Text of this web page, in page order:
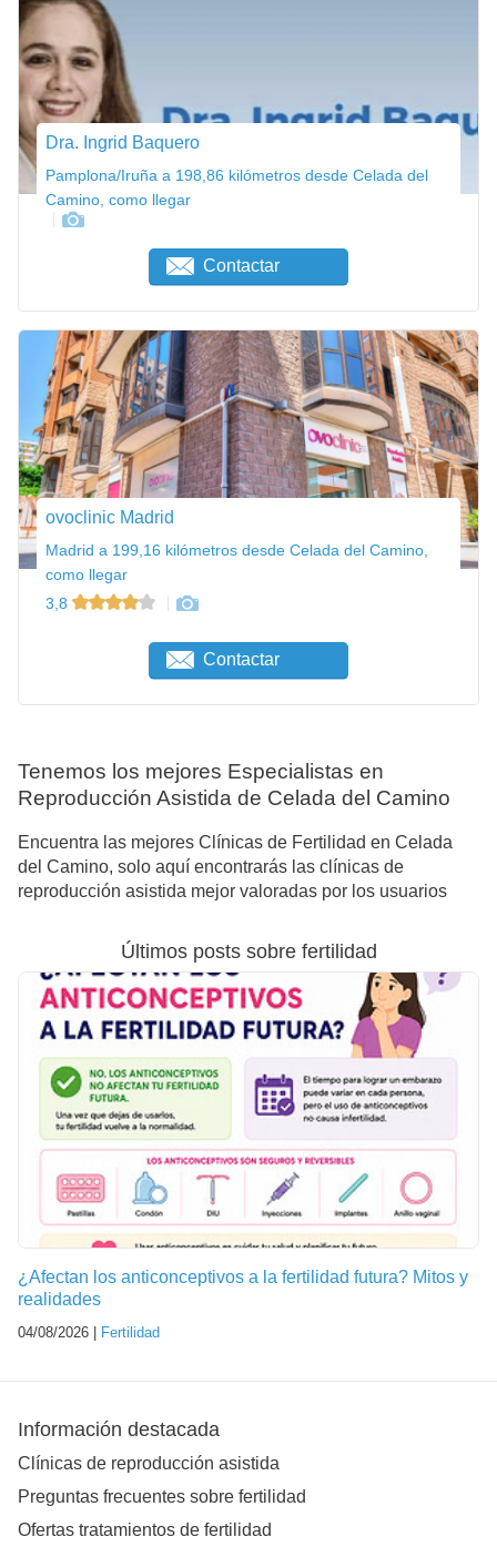
Dra. Ingrid Baquero
Pamplona/Iruña a 198,86 kilómetros desde Celada del
Camino, como llegar
Contactar
ovoclinic Madrid
Madrid a 199,16 kilómetros desde Celada del Camino,
como llegar
3,8
Contactar
Tenemos los mejores Especialistas en
Reproducción Asistida de Celada del Camino
Encuentra las mejores Clínicas de Fertilidad en Celada
del Camino, solo aquí encontrarás las clínicas de
reproducción asistida mejor valoradas por los usuarios
Últimos posts sobre fertilidad
¿Afectan los anticonceptivos a la fertilidad futura? Mitos y
realidades
04/08/2026 | Fertilidad
Información destacada
Clínicas de reproducción asistida
Preguntas frecuentes sobre fertilidad
Ofertas tratamientos de fertilidad